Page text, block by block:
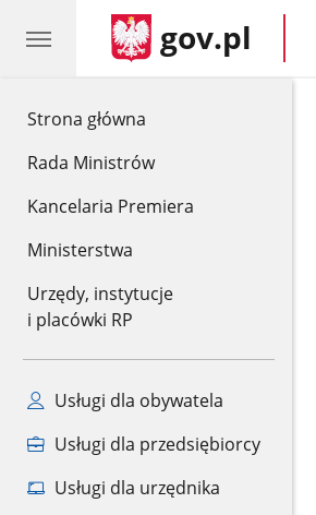
Strona główna
Rada Ministrów
Kancelaria Premiera
Ministerstwa
Urzędy, instytucje
i placówki RP
Usługi dla obywatela
Usługi dla przedsiębiorcy
Usługi dla urzędnika
gov.pl